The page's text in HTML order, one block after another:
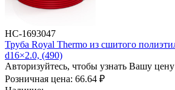
НС-1693047
Труба Royal Thermo из сшитого
d16×2.0, (490)
Авторизуйтесь, чтобы узнать Вашу цену
Розничная цена: 66.64 ₽